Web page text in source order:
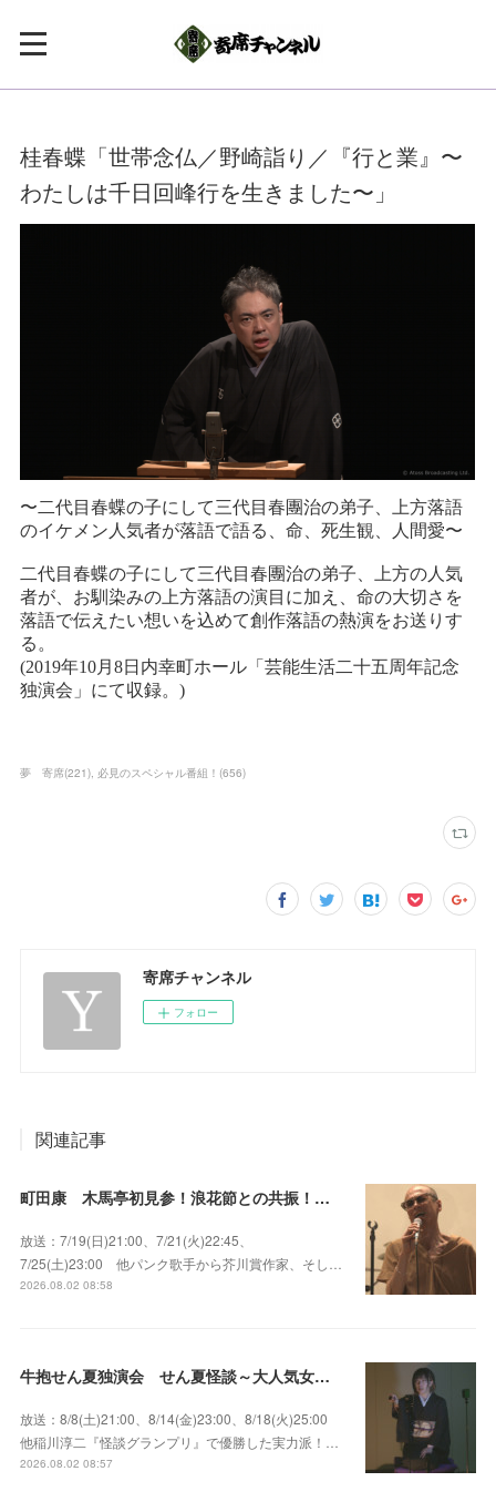
桂春蝶「世帯念仏／野崎詣り／『行と業』〜
わたしは千日回峰行を生きました〜」
夢 寄席(221) 必見のスペシャル番組！ (656)
寄席チャンネル
フォロー
関連記事
町田康 木馬亭初見参！浪花節との共振！～マチダ地蔵尊 他
放送：7/19(日)21:00、7/21(火)22:45、
7/25(土)23:00 他パンク歌手から芥川賞作家、そし…
2026.08.02 08:58
牛抱せん夏独演会 せん夏怪談～大人気女性怪談師とっておきの背筋も凍る…
放送：8/8(土)21:00、8/14(金)23:00、8/18(火)25:00
他稲川淳二『怪談グランプリ』で優勝した実力派！…
2026.08.02 08:57